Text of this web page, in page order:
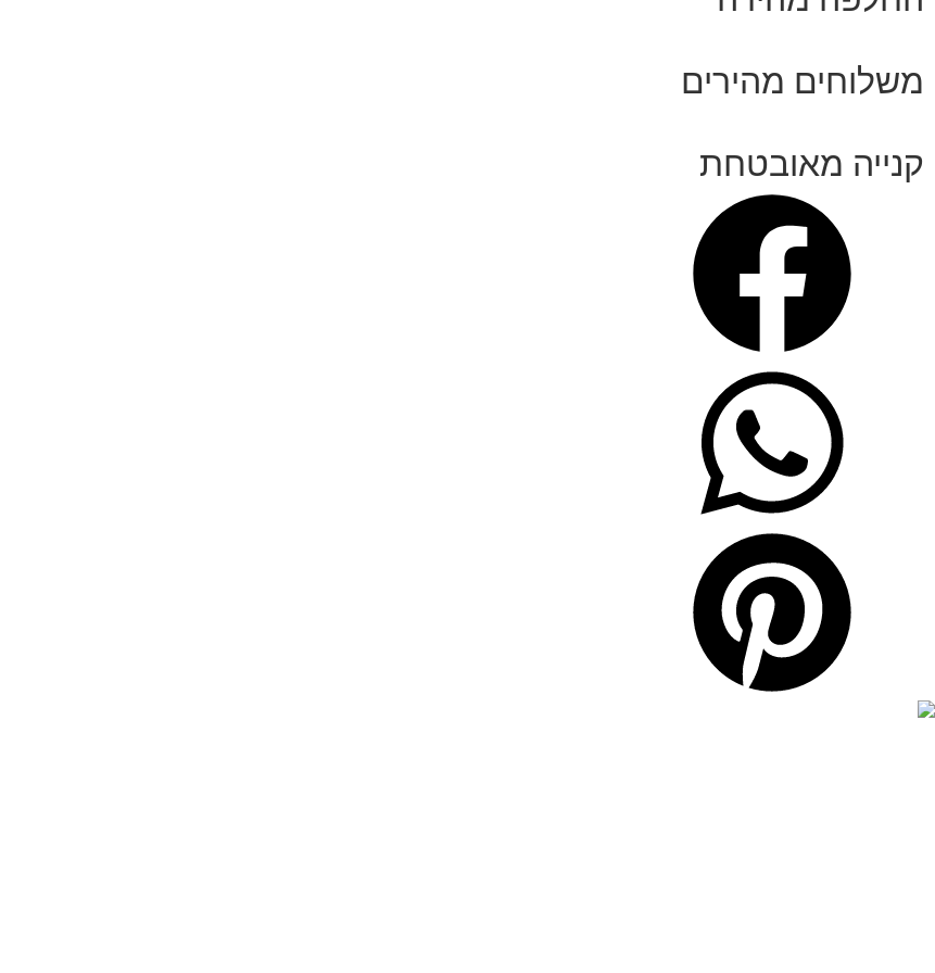
משלוחים מהירים
קנייה מאובטחת